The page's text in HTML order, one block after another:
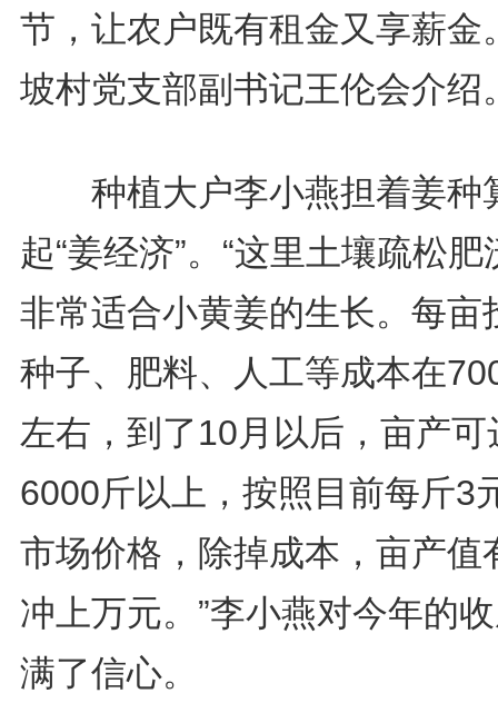
节，让农户既有租金又享薪金
坡村党支部副书记王伦会介绍
种植大户李小燕担着姜种
起“姜经济”。“这里土壤疏松肥
非常适合小黄姜的生长。每亩
种子、肥料、人工等成本在
左右，到了10月以后，亩产可
6000斤以上，按照目前每斤3
市场价格，除掉成本，亩产值
冲上万元。”李小燕对今年的
满了信心。